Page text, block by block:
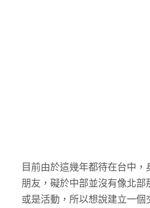
目前由於這幾年都待在台中
朋友，礙於中部並沒有像北部
或是活動，所以想說建立一個